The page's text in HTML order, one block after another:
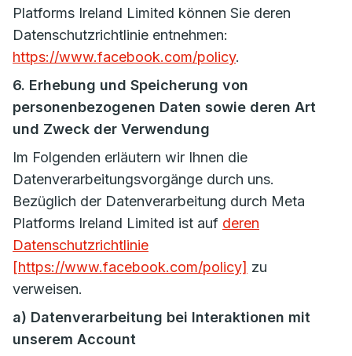
Platforms Ireland Limited können Sie deren
Datenschutzrichtlinie entnehmen:
https://www.facebook.com/policy.
6. Erhebung und Speicherung von
personenbezogenen Daten sowie deren Art
und Zweck der Verwendung
Im Folgenden erläutern wir Ihnen die
Datenverarbeitungsvorgänge durch uns.
Bezüglich der Datenverarbeitung durch Meta
Platforms Ireland Limited ist auf deren
Datenschutzrichtlinie
[https://www.facebook.com/policy] zu
verweisen.
a) Datenverarbeitung bei Interaktionen mit
unserem Account